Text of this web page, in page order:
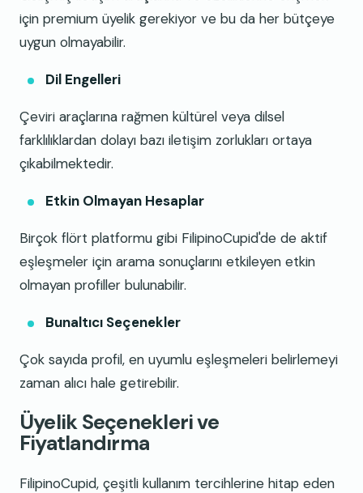
için premium üyelik gerekiyor ve bu da her bütçeye
uygun olmayabilir.
Dil Engelleri
Çeviri araçlarına rağmen kültürel veya dilsel
farklılıklardan dolayı bazı iletişim zorlukları ortaya
çıkabilmektedir.
Etkin Olmayan Hesaplar
Birçok flört platformu gibi FilipinoCupid'de de aktif
eşleşmeler için arama sonuçlarını etkileyen etkin
olmayan profiller bulunabilir.
Bunaltıcı Seçenekler
Çok sayıda profil, en uyumlu eşleşmeleri belirlemeyi
zaman alıcı hale getirebilir.
Üyelik Seçenekleri ve
Fiyatlandırma
FilipinoCupid, çeşitli kullanım tercihlerine hitap eden